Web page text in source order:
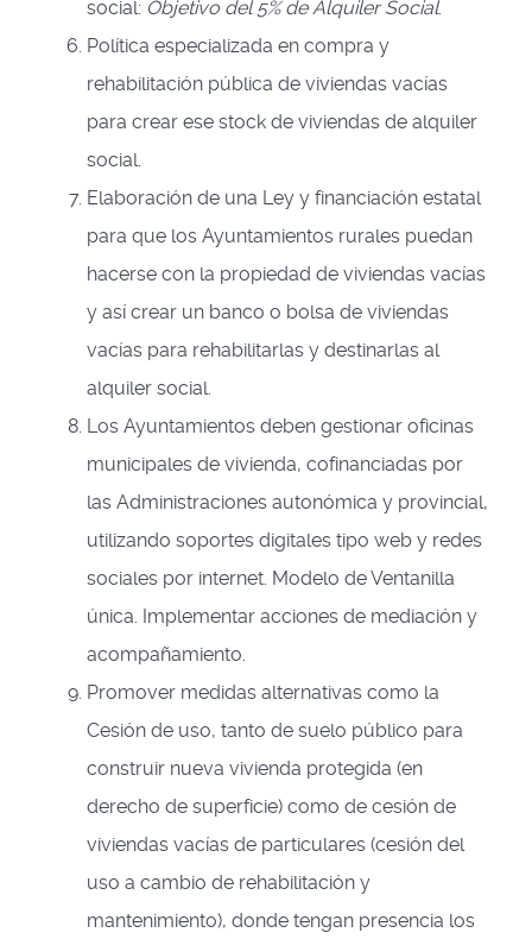
social: Objetivo del 5% de Alquiler Social.
Política especializada en compra y
rehabilitación pública de viviendas vacías
para crear ese stock de viviendas de alquiler
social.
Elaboración de una Ley y financiación estatal
para que los Ayuntamientos rurales puedan
hacerse con la propiedad de viviendas vacías
y así crear un banco o bolsa de viviendas
vacías para rehabilitarlas y destinarlas al
alquiler social.
Los Ayuntamientos deben gestionar oficinas
municipales de vivienda, cofinanciadas por
las Administraciones autonómica y provincial,
utilizando soportes digitales tipo web y redes
sociales por internet. Modelo de Ventanilla
única. Implementar acciones de mediación y
acompañamiento.
Promover medidas alternativas como la
Cesión de uso, tanto de suelo público para
construir nueva vivienda protegida (en
derecho de superficie) como de cesión de
viviendas vacías de particulares (cesión del
uso a cambio de rehabilitación y
mantenimiento), donde tengan presencia los